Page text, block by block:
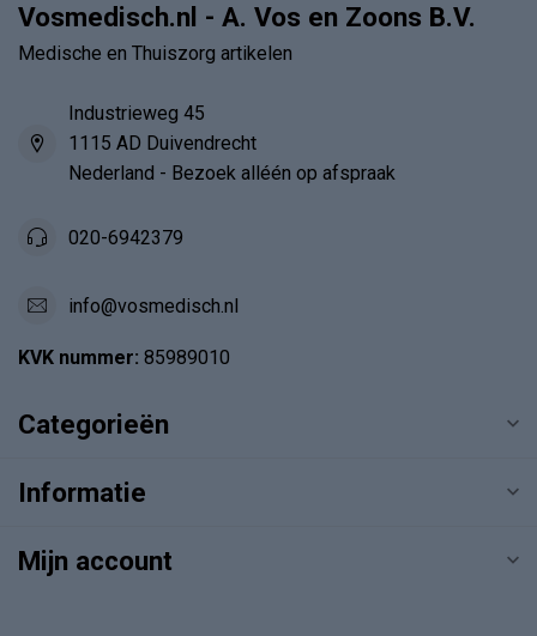
Vosmedisch.nl - A. Vos en Zoons B.V.
Medische en Thuiszorg artikelen
Industrieweg 45
1115 AD Duivendrecht
Nederland - Bezoek alléén op afspraak
020-6942379
info@vosmedisch.nl
KVK nummer: 85989010
Categorieën
Informatie
Mijn account